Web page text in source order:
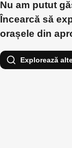
Nu am putut
Încearcă să
orașele din
Explorează